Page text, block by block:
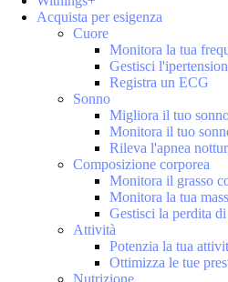
Acquista per esigenza
Cuore
Monitora la tua
Gestisci
Registra un ECG
Sonno
Migliora il tuo
Monitora il tuo
Rileva l'apnea
Composizione corporea
Monitora il grasso
Monitora la tua
Gestisci la perdita
Attività
Potenzia la tua
Ottimizza le tue
Nutrizione